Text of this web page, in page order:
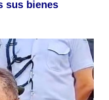
sus bienes